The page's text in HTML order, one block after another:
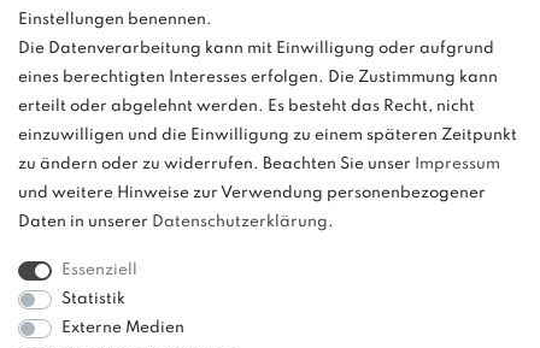
und
weitere.
Einstellungen benennen.
Die Datenverarbeitung kann mit Einwilligung oder aufgrund
eines berechtigten Interesses erfolgen. Die Zustimmung kann
erteilt oder abgelehnt werden. Es besteht das Recht, nicht
einzuwilligen und die Einwilligung zu einem späteren Zeitpunkt
zu ändern oder zu widerrufen. Beachten Sie unser
Impressum
und weitere Hinweise zur Verwendung personenbezogener
Daten in unserer Daten­schutz­erklärung.
Essenziell
Statistik
Externe Medien
Sinne einer Preisermäßigung, sondern lediglich
einen Preisvergleich zur unverbindlichen
Preisempfehlung seitens des Herstellers dar.